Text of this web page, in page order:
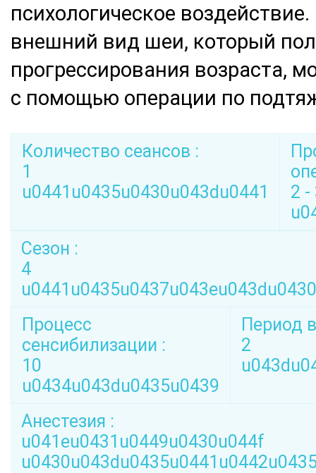
психологическое
внешний вид шеи, который
прогрессирования возраста,
с помощью операции по
Количество сеансов :
1
u0441u0435u0430u043du0441
2 -
Сезон :
4
u0441u0435u0437u043eu043du0430
Процесс
сенсибилизации :
10
u0434u043du0435u0439
Период
2
Анестезия :
u041eu0431u0449u0430u044f